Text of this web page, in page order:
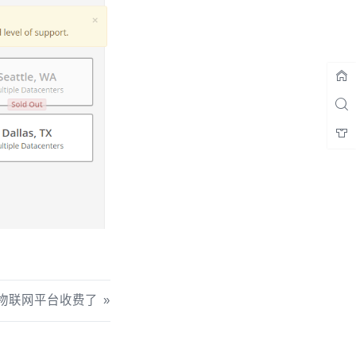
联网平台收费了